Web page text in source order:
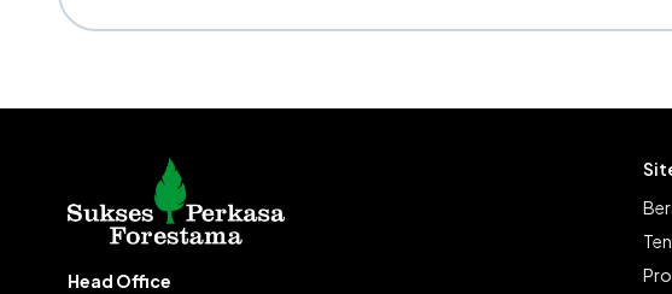
Head Office